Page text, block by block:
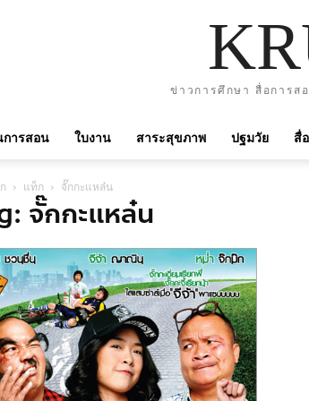
ข่าวการศึกษา สื่อการส
การสอน ใบงาน สาระสุขภาพ ปฐมวัย สื่
แท็ก จั๊กกะแหล๋น
จั๊กกะแหล๋น